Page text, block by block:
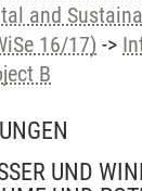
and
16/17) ->
B
UND